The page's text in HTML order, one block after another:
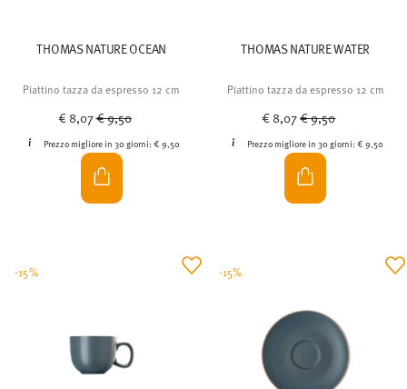
THOMAS NATURE OCEAN
Piattino tazza da espresso 12 cm
€ 8,07Price reduced from
€ 9,50
Prezzo migliore in 30 giorni: € 9,50
THOMAS NATURE WATER
Piattino tazza da espresso 12 cm
€ 8,07Price reduced from
€ 9,50
Prezzo migliore in 30 giorni:€ 9,50
-15% -15%